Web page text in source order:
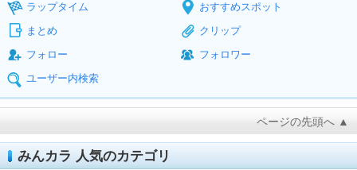
ラップタイム
おすすめスポット
まとめ
クリップ
フォロー
フォロワー
ユーザー内検索
ページの先頭へ ▲
みんカラ 人気のカテゴリ